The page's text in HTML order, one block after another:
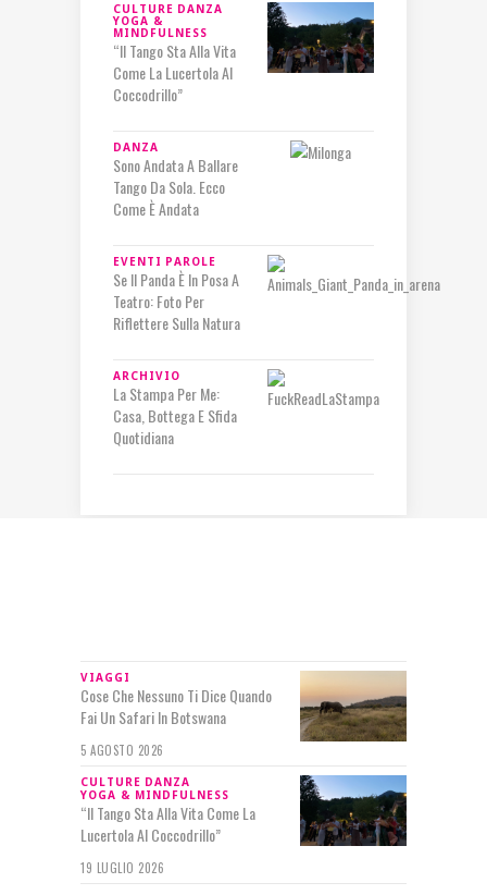
CULTURE DANZA
YOGA &
MINDFULNESS
“Il Tango Sta Alla Vita
Come La Lucertola Al
Coccodrillo”
DANZA
Sono Andata A Ballare
Tango Da Sola. Ecco
Come È Andata
EVENTI PAROLE
Se Il Panda È In Posa A
Teatro: Foto Per
Riflettere Sulla Natura
ARCHIVIO
La Stampa Per Me:
Casa, Bottega E Sfida
Quotidiana
VIAGGI
Cose Che Nessuno Ti Dice Quando
Fai Un Safari In Botswana
5 AGOSTO 2026
CULTURE DANZA
YOGA & MINDFULNESS
“Il Tango Sta Alla Vita Come La
Lucertola Al Coccodrillo”
19 LUGLIO 2026